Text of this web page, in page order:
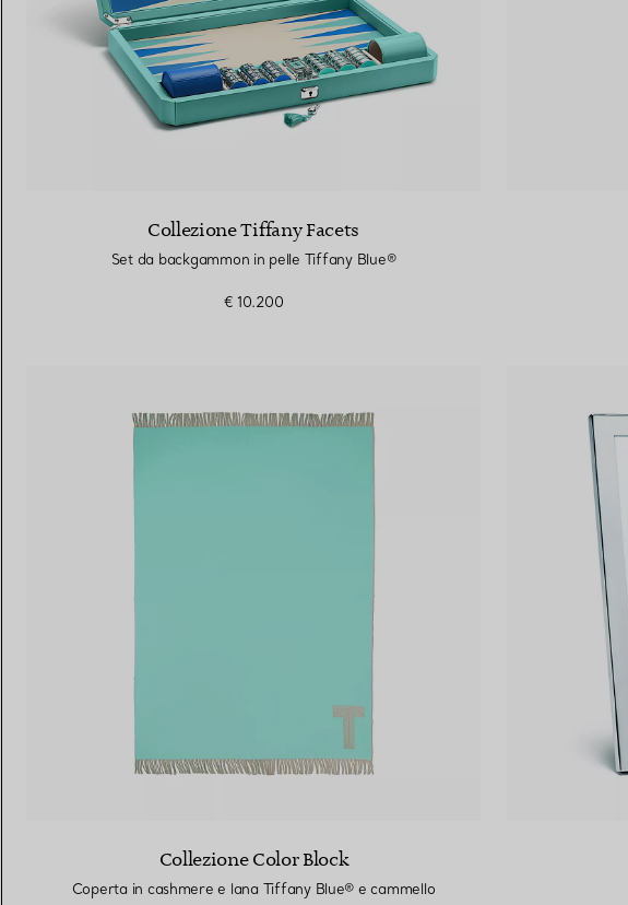
Collezione Tiffany Facets
Set da backgammon in pelle Tiffany Blue®
€ 10.200
Collezione Color Block
Coperta in cashmere e lana Tiffany Blue® e cammello